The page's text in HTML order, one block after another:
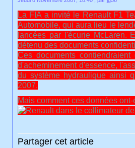
La FIA a invité le Renault F1
Automobile, qui aura lieu le
lancées par l'écurie McLaren.
détenu des documents
Ces documents
d'acheminement d'essence,
du système hydraulique ainsi
2007.
Mais comment ces données
Partager cet article